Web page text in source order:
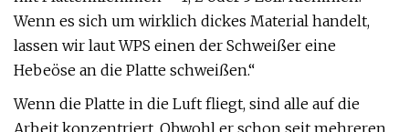
Wenn es sich um wirklich dickes Material handelt,
lassen wir laut WPS einen der Schweißer eine
Hebeöse an die Platte schweißen.“
Wenn die Platte in die Luft fliegt, sind alle auf die
Arbeit konzentriert. Obwohl er schon seit mehreren